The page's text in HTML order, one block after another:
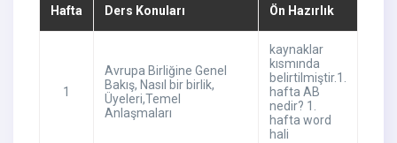
Hafta Ders Konuları Ön Hazırlık
1
Avrupa Birliğine Genel
Bakış, Nasıl bir birlik,
Üyeleri,Temel
Anlaşmaları
kaynaklar
kısmında
belirtilmiştir.1.
hafta AB
nedir? 1.
hafta word
hali